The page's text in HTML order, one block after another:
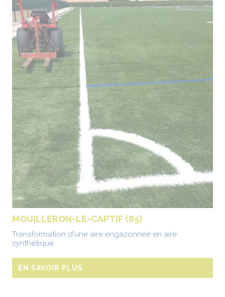
MOUILLERON-LE-CAPTIF (85)
Transformation d'une aire engazonnée en aire
synthétique
EN SAVOIR PLUS